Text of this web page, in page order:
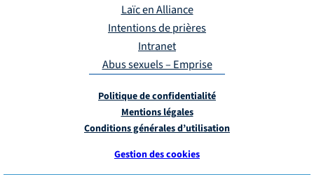
Laïc en Alliance
Intentions de prières
Intranet
Abus sexuels – Emprise
Politique de confidentialité
Mentions légales
Conditions générales d’utilisation
Gestion des cookies